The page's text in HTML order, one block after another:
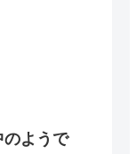
のようで